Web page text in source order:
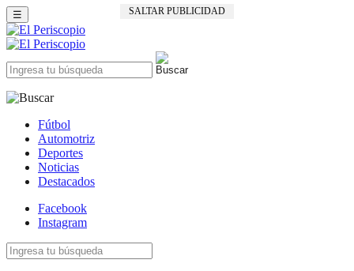
SALTAR PUBLICIDAD
☰
Fútbol
Automotriz
Deportes
Noticias
Destacados
Facebook
Instagram